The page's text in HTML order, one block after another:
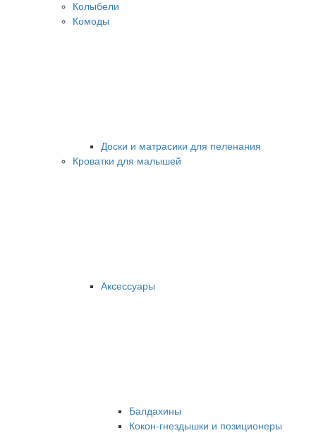
Колыбели
Комоды
Доски и матрасики для пеленания
Кроватки для малышей
Аксессуары
Балдахины
Кокон-гнездышки и позиционеры